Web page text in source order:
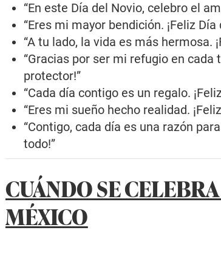
“En este Día del Novio, celebro el
“Eres mi mayor bendición. ¡Feliz
“A tu lado, la vida es más hermosa.
“Gracias por ser mi refugio en cada
protector!”
“Cada día contigo es un regalo.
“Eres mi sueño hecho realidad.
“Contigo, cada día es una razón
todo!”
CUÁNDO SE
MÉXICO